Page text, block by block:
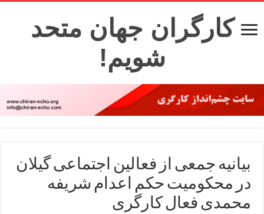
کارگران جهان متحد
شویم!
بیانیه جمعی از فعالین اجتماعی گیلان
در محکومیت حکم اعدام شریفه
محمدی فعال کارگری